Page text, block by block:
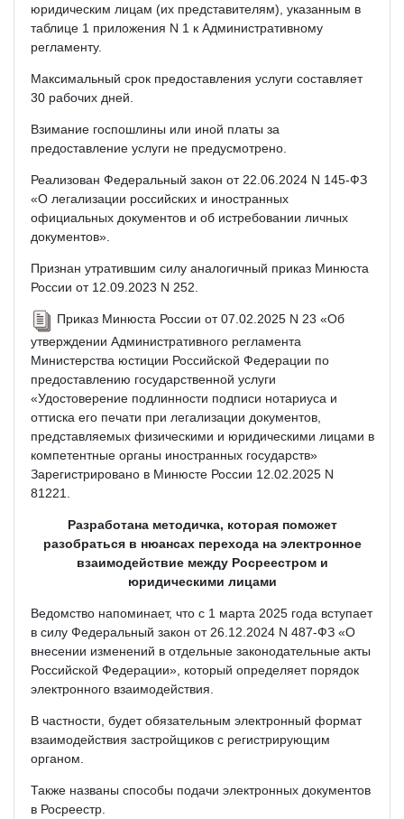
юридическим лицам (их представителям), указанным в
таблице 1 приложения N 1 к Административному
регламенту.
Максимальный срок предоставления услуги составляет
30 рабочих дней.
Взимание госпошлины или иной платы за
предоставление услуги не предусмотрено.
Реализован Федеральный закон от 22.06.2024 N 145-ФЗ
«О легализации российских и иностранных
официальных документов и об истребовании личных
документов».
Признан утратившим силу аналогичный приказ Минюста
России от 12.09.2023 N 252.
Приказ Минюста России от 07.02.2025 N 23 «Об
утверждении Административного регламента
Министерства юстиции Российской Федерации по
предоставлению государственной услуги
«Удостоверение подлинности подписи нотариуса и
оттиска его печати при легализации документов,
представляемых физическими и юридическими лицами в
компетентные органы иностранных государств»
Зарегистрировано в Минюсте России 12.02.2025 N
81221.
Разработана методичка, которая поможет
разобраться в нюансах перехода на электронное
взаимодействие между Росреестром и
юридическими лицами
Ведомство напоминает, что с 1 марта 2025 года вступает
в силу Федеральный закон от 26.12.2024 N 487-ФЗ «О
внесении изменений в отдельные законодательные акты
Российской Федерации», который определяет порядок
электронного взаимодействия.
В частности, будет обязательным электронный формат
взаимодействия застройщиков с регистрирующим
органом.
Также названы способы подачи электронных документов
в Росреестр.